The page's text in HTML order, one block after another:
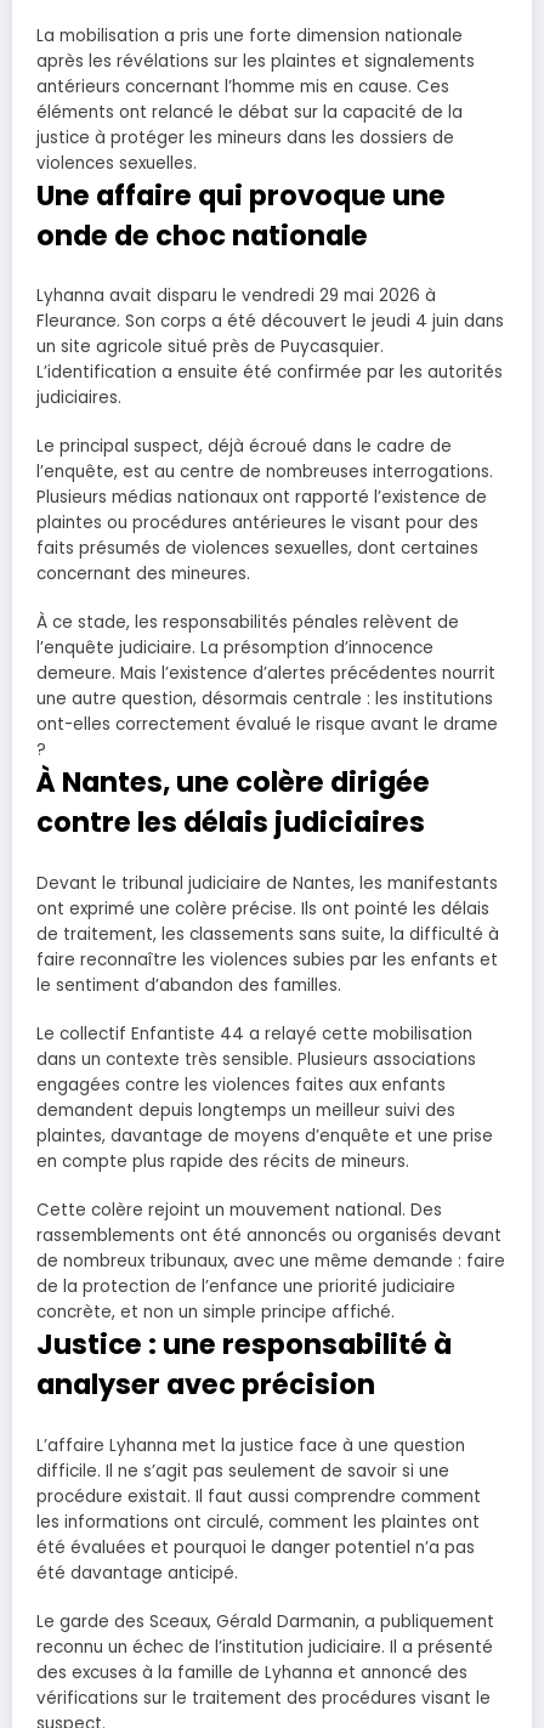
La mobilisation a pris une forte dimension nationale
après les révélations sur les plaintes et signalements
antérieurs concernant l’homme mis en cause. Ces
éléments ont relancé le débat sur la capacité de la
justice à protéger les mineurs dans les dossiers de
violences sexuelles.
Une affaire qui provoque une
onde de choc nationale
Lyhanna avait disparu le vendredi 29 mai 2026 à
Fleurance. Son corps a été découvert le jeudi 4 juin dans
un site agricole situé près de Puycasquier.
L’identification a ensuite été confirmée par les autorités
judiciaires.
Le principal suspect, déjà écroué dans le cadre de
l’enquête, est au centre de nombreuses interrogations.
Plusieurs médias nationaux ont rapporté l’existence de
plaintes ou procédures antérieures le visant pour des
faits présumés de violences sexuelles, dont certaines
concernant des mineures.
À ce stade, les responsabilités pénales relèvent de
l’enquête judiciaire. La présomption d’innocence
demeure. Mais l’existence d’alertes précédentes nourrit
une autre question, désormais centrale : les institutions
ont-elles correctement évalué le risque avant le drame
?
À Nantes, une colère dirigée
contre les délais judiciaires
Devant le tribunal judiciaire de Nantes, les manifestants
ont exprimé une colère précise. Ils ont pointé les délais
de traitement, les classements sans suite, la difficulté à
faire reconnaître les violences subies par les enfants et
le sentiment d’abandon des familles.
Le collectif Enfantiste 44 a relayé cette mobilisation
dans un contexte très sensible. Plusieurs associations
engagées contre les violences faites aux enfants
demandent depuis longtemps un meilleur suivi des
plaintes, davantage de moyens d’enquête et une prise
en compte plus rapide des récits de mineurs.
Cette colère rejoint un mouvement national. Des
rassemblements ont été annoncés ou organisés devant
de nombreux tribunaux, avec une même demande : faire
de la protection de l’enfance une priorité judiciaire
concrète, et non un simple principe affiché.
Justice : une responsabilité à
analyser avec précision
L’affaire Lyhanna met la justice face à une question
difficile. Il ne s’agit pas seulement de savoir si une
procédure existait. Il faut aussi comprendre comment
les informations ont circulé, comment les plaintes ont
été évaluées et pourquoi le danger potentiel n’a pas
été davantage anticipé.
Le garde des Sceaux, Gérald Darmanin, a publiquement
reconnu un échec de l’institution judiciaire. Il a présenté
des excuses à la famille de Lyhanna et annoncé des
vérifications sur le traitement des procédures visant le